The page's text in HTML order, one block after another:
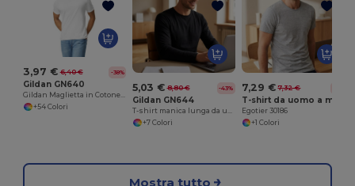
3,97 € 6,40 € -38%
Gildan GN640
Gildan Maglietta in Cotone Semi-pettinato
+54 Colori
5,03 € 8,80 € -43%
Gildan GN644
T-shirt manica lunga da uomo
+7 Colori
7,29 € 7,32 €
Egotier 30186
+1 Colori
Mostra tutto